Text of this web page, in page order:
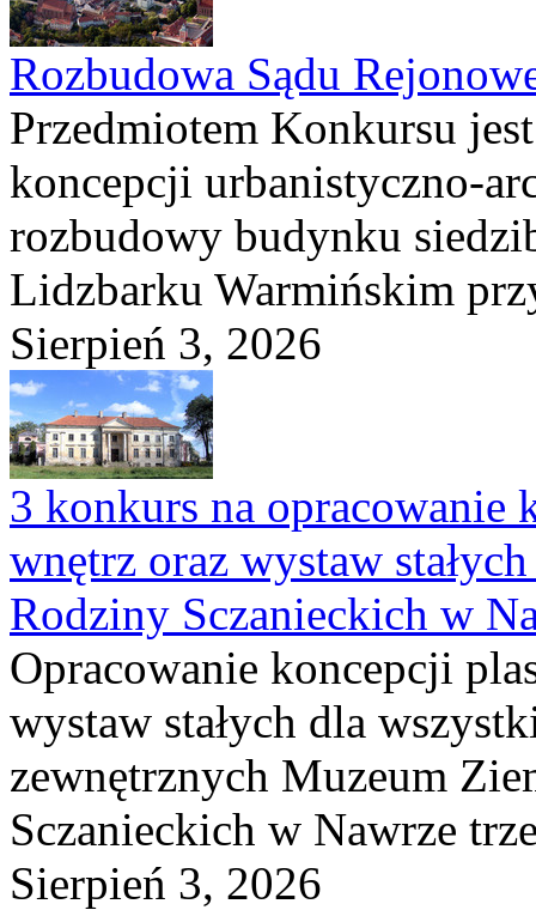
Rozbudowa Sądu
Przedmiotem Konkursu
koncepcji urbanistyczno-
rozbudowy budynku
Lidzbarku Warmińskim
Sierpień 3, 2026
3 konkurs na opracowanie
wnętrz oraz wystaw
Rodziny Sczanieckich w
Opracowanie koncepcji
wystaw stałych dla
zewnętrznych Muzeum
Sczanieckich w Nawrze
Sierpień 3, 2026